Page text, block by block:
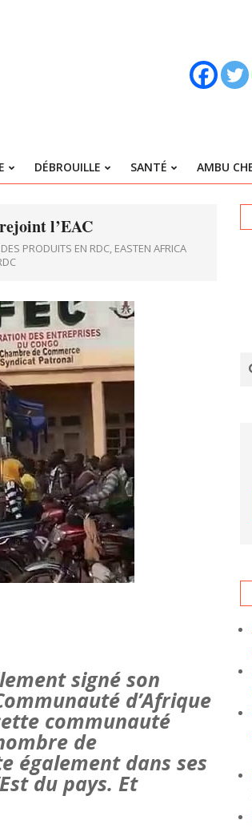
Primary
Menu
DÉBROUILLE SANTÉ AMBU
l’EAC
PRODUITS EN RDC, EASTEN AFRICA
signé son
d’Afrique
communauté
de
également dans ses
du pays. Et